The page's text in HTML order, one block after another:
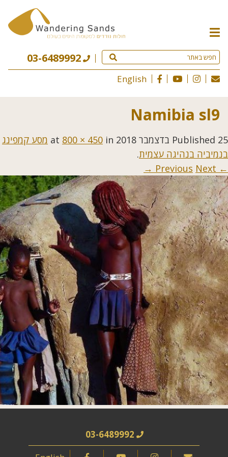
תפריט
האתר
03-6489992
English
Namibia sl9
Published 25 בדצמבר 2018 800 × 450 in
מסע קמפינג
בנמיביה בנהיגה עצמית.
← Previous
Next →
03-6489992